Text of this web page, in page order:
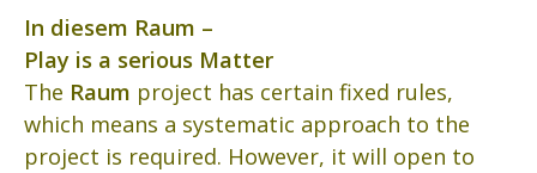
In diesem Raum –
Play is a serious Matter
The Raum project has certain fixed rules,
which means a systematic approach to the
project is required. However, it will open to